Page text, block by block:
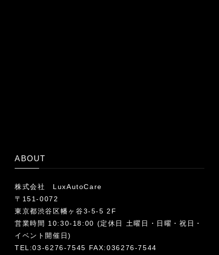
ABOUT
株式会社 LuxAutoCare
〒151-0072
東京都渋谷区幡ヶ谷3-5-5 2F
営業時間 10:30-18:00 (定休日 土曜日・日曜・祝日・
イベント開催日)
TEL:03-6276-7545 FAX:036276-7544